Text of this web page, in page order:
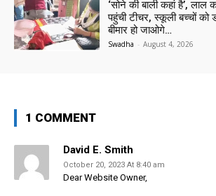
‘सोने की बाली कहां है’,
पहुंची टीचर, स्कूली बच्चों को
बीमार हो जाओगे…
Swadha - August 4, 2026
1 COMMENT
David E. Smith
October 20, 2023 At 8:40 am
Dear Website Owner,